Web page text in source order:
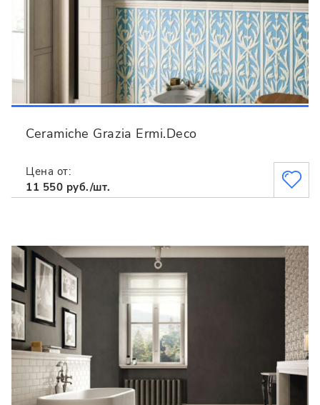
Ceramiche Grazia Ermi.Deco
Цена от:
11 550 руб./шт.